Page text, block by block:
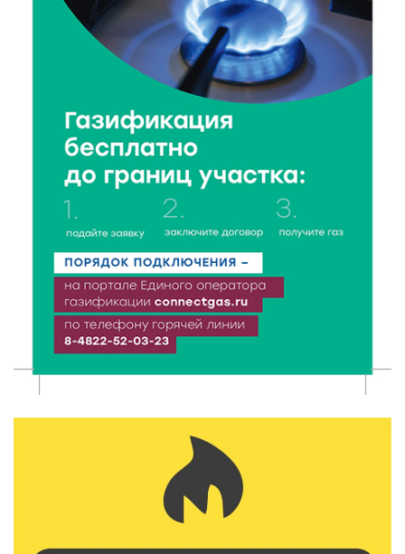
Исследование: ежемесячная смена категорий
кешбэка создает волны спроса
231
Тверские «Романтики» покорили Витебск своей
хореографией
6 Авг 2026 16:08 299
Виталий Королев наградил строителей и
анонсировал новые проекты
6 Авг 2026 16:02 113
Объем выдачи ипотеки в России вырос на 38%
6 Авг 2026 16:01 152
Калининские футболисты представят Тверскую
спорта»
353
Голубев проверил школы и детсады Зубцова к 1